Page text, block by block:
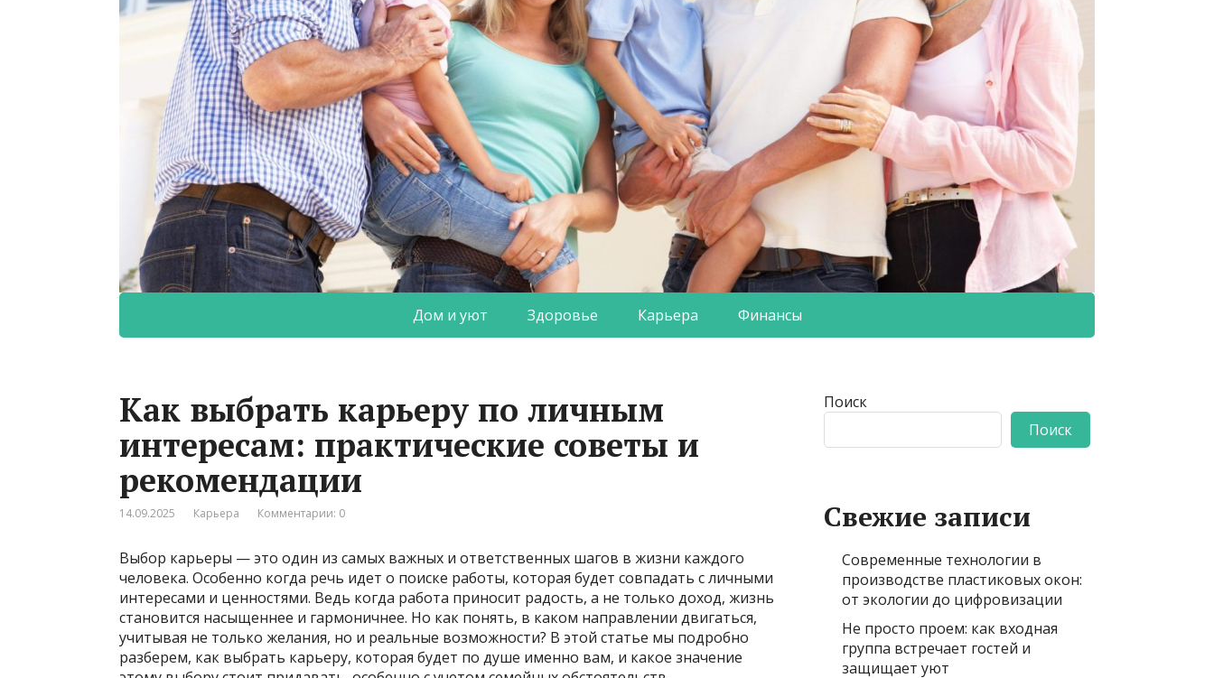
Дом и уют Здоровье Карьера Финансы
Как выбрать карьеру по личным
интересам: практические советы и
рекомендации
14.09.2025 Карьера Комментарии: 0
Выбор карьеры — это один из самых важных и ответственных шагов в жизни каждого
человека. Особенно когда речь идет о поиске работы, которая будет совпадать с личными
интересами и ценностями. Ведь когда работа приносит радость, а не только доход, жизнь
становится насыщеннее и гармоничнее. Но как понять, в каком направлении двигаться,
учитывая не только желания, но и реальные возможности? В этой статье мы подробно
разберем, как выбрать карьеру, которая будет по душе именно вам, и какое значение
Поиск
Поиск
Свежие записи
Современные технологии в
производстве пластиковых окон:
от экологии до цифровизации
Не просто проем: как входная
группа встречает гостей и
защищает уют